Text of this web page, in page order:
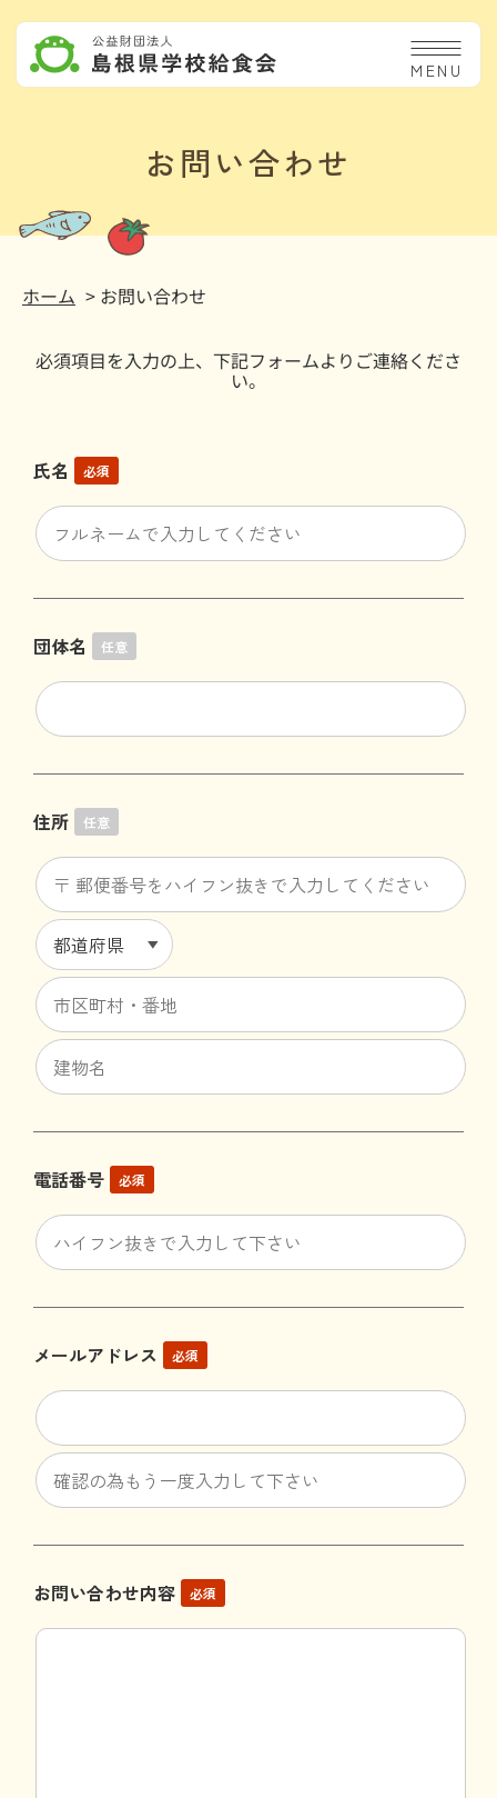
MENU
お問い合わせ
ホーム > お問い合わせ
必須項⽬を⼊⼒の上、下記フォームよりご連絡くださ
い。
氏名 必須
団体名 任意
住所 任意
電話番号 必須
メールアドレス 必須
お問い合わせ内容 必須